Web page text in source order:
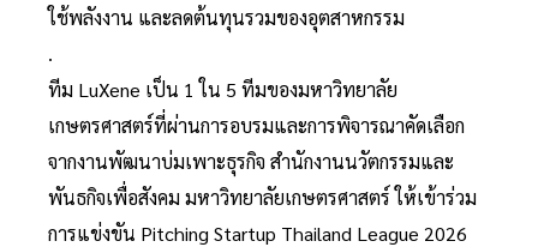
ใช้พลังงาน และลดต้นทุนรวมของอุตสาหกรรม
.
ทีม LuXene เป็น 1 ใน 5 ทีมของมหาวิทยาลัย
เกษตรศาสตร์ที่ผ่านการอบรมและการพิจารณาคัดเลือก
จากงานพัฒนาบ่มเพาะธุรกิจ สำนักงานนวัตกรรมและ
พันธกิจเพื่อสังคม มหาวิทยาลัยเกษตรศาสตร์ ให้เข้าร่วม
การแข่งขัน Pitching Startup Thailand League 2026